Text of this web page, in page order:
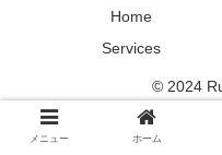
Home
Services
© 2024
メニュー ホーム